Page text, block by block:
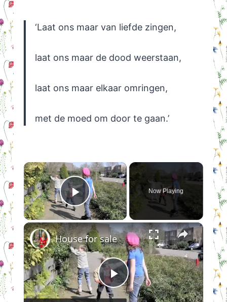
‘Laat ons maar van liefde zingen,
laat ons maar de dood weerstaan,
laat ons maar elkaar omringen,
met de moed om door te gaan.’
×
Play Video
Now Playing
×
Play
House for sale